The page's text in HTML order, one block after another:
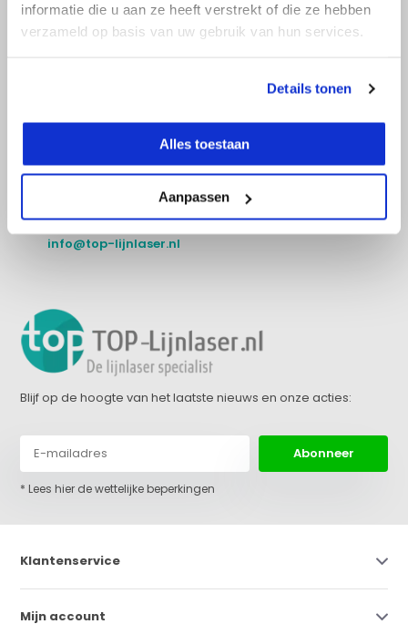
informatie die u aan ze heeft verstrekt of die ze hebben
verzameld op basis van uw gebruik van hun services.
Details tonen
Alles toestaan
Aanpassen
Doe onze online keuzehulp of bel direct
Doe onze online keuzehulp
+31 (0)36 522 68 03
info@top-lijnlaser.nl
Blijf op de hoogte van het laatste nieuws en onze acties:
Abonneer
* Lees hier de wettelijke beperkingen
Klantenservice
Mijn account